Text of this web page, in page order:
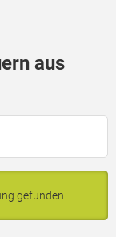
aus
gefunden